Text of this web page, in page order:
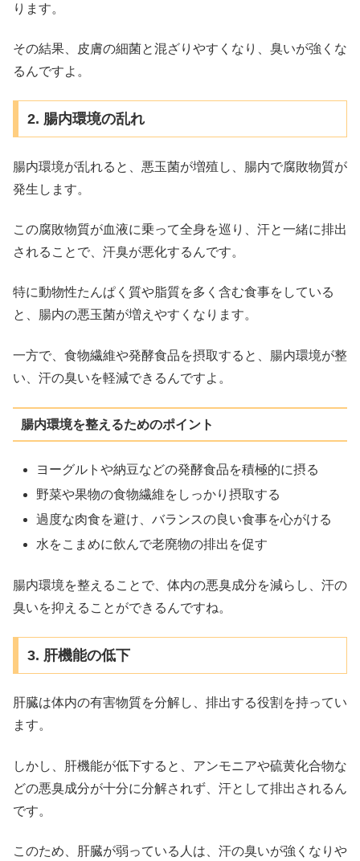
ります。
その結果、皮膚の細菌と混ざりやすくなり、臭いが強くな
るんですよ。
2. 腸内環境の乱れ
腸内環境が乱れると、悪玉菌が増殖し、腸内で腐敗物質が
発生します。
この腐敗物質が血液に乗って全身を巡り、汗と一緒に排出
されることで、汗臭が悪化するんです。
特に動物性たんぱく質や脂質を多く含む食事をしている
と、腸内の悪玉菌が増えやすくなります。
一方で、食物繊維や発酵食品を摂取すると、腸内環境が整
い、汗の臭いを軽減できるんですよ。
腸内環境を整えるためのポイント
ヨーグルトや納豆などの発酵食品を積極的に摂る
野菜や果物の食物繊維をしっかり摂取する
過度な肉食を避け、バランスの良い食事を心がける
水をこまめに飲んで老廃物の排出を促す
腸内環境を整えることで、体内の悪臭成分を減らし、汗の
臭いを抑えることができるんですね。
3. 肝機能の低下
肝臓は体内の有害物質を分解し、排出する役割を持ってい
ます。
しかし、肝機能が低下すると、アンモニアや硫黄化合物な
どの悪臭成分が十分に分解されず、汗として排出されるん
です。
このため、肝臓が弱っている人は、汗の臭いが強くなりや